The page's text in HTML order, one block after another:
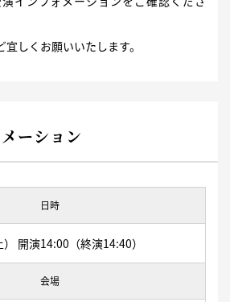
しくお願いいたします。
ーション
日時
開演14:00（終演14:40）
会場